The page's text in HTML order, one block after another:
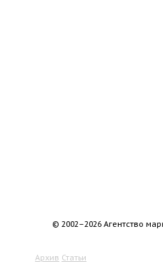
© 2002–2026 Агентство
Архив Статьи